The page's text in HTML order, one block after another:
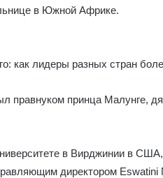
в Южной Африке.
как лидеры разных стран
правнуком принца Малунге,
в Вирджинии в
директором